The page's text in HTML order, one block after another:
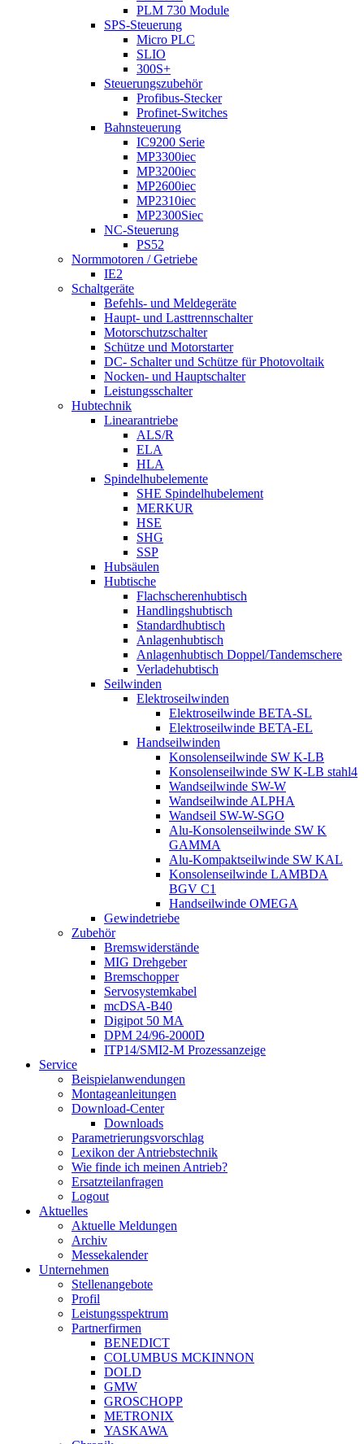
PLM 730 Module
SPS-Steuerung
Micro PLC
SLIO
300S+
Steuerungszubehör
Profibus-Stecker
Profinet-Switches
Bahnsteuerung
IC9200 Serie
MP3300iec
MP3200iec
MP2600iec
MP2310iec
MP2300Siec
NC-Steuerung
PS52
Normmotoren / Getriebe
IE2
Schaltgeräte
Befehls- und Meldegeräte
Haupt- und Lasttrennschalter
Motorschutzschalter
Schütze und Motorstarter
DC- Schalter und Schütze für Photovoltaik
Nocken- und Hauptschalter
Leistungsschalter
Hubtechnik
Linearantriebe
ALS/R
ELA
HLA
Spindelhubelemente
SHE Spindelhubelement
MERKUR
HSE
SHG
SSP
Hubsäulen
Hubtische
Flachscherenhubtisch
Handlingshubtisch
Standardhubtisch
Anlagenhubtisch
Anlagenhubtisch Doppel/Tandemschere
Verladehubtisch
Seilwinden
Elektroseilwinden
Elektroseilwinde BETA-SL
Elektroseilwinde BETA-EL
Handseilwinden
Konsolenseilwinde SW K-LB
Konsolenseilwinde SW K-LB stahl4
Wandseilwinde SW-W
Wandseilwinde ALPHA
Wandseil SW-W-SGO
Alu-Konsolenseilwinde SW K
GAMMA
Alu-Kompaktseilwinde SW KAL
Konsolenseilwinde LAMBDA
BGV C1
Handseilwinde OMEGA
Gewindetriebe
Zubehör
Bremswiderstände
MIG Drehgeber
Bremschopper
Servosystemkabel
mcDSA-B40
Digipot 50 MA
DPM 24/96-2000D
ITP14/SMI2-M Prozessanzeige
Service
Beispielanwendungen
Montageanleitungen
Download-Center
Downloads
Parametrierungsvorschlag
Lexikon der Antriebstechnik
Wie finde ich meinen Antrieb?
Ersatzteilanfragen
Logout
Aktuelles
Aktuelle Meldungen
Archiv
Messekalender
Unternehmen
Stellenangebote
Profil
Leistungsspektrum
Partnerfirmen
BENEDICT
COLUMBUS MCKINNON
DOLD
GMW
GROSCHOPP
METRONIX
YASKAWA